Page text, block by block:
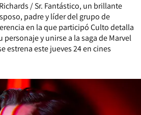
/ Sr. Fantástico, un brillante
padre y líder del grupo de
en la que participó Culto detalla
personaje y unirse a la saga de Marvel
estrena este jueves 24 en cines